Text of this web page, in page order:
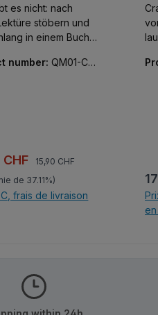
es nicht: nach
stöbern und
in einem Buch
Serie der City
Außen vor
Bauelementen nur
Teile
keine Aufkleber!
number:QM01-C01
vente :Prix régulier :
15,90 CHF
de 37.11%)
frais de livraison